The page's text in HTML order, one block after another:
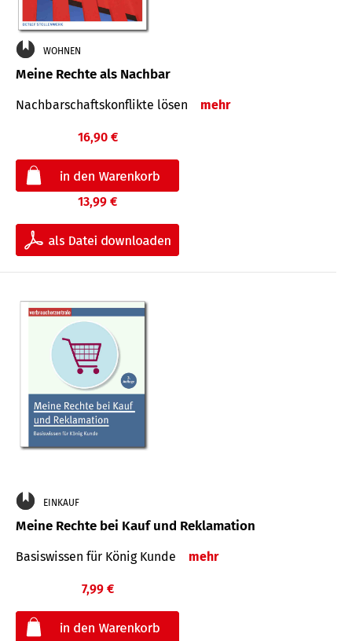
WOHNEN
Meine Rechte als Nachbar
Nach­bar­schafts­konflikte lösen mehr
16,90 €
13,99 €
EINKAUF
Meine Rechte bei Kauf und Reklamation
Basiswissen für König Kunde mehr
7,99 €